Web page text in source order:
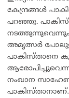
കേന്ദ്രങ്ങള്‍
പറഞ്ഞു.
നടത്തുന്നുവെന്നും
അമൃത്സര്‍
പാകിസ്താനെ
നംഖാന
പാകിസ്താനാണ്.